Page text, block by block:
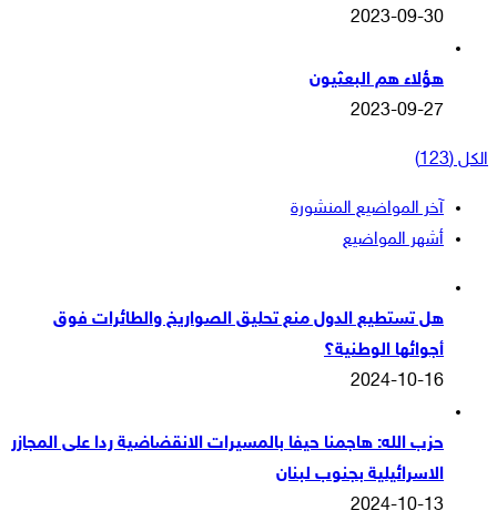
2023-09-30
هؤلاء هم البعثيون
2023-09-27
الكل (123)
آخر المواضيع المنشورة
أشهر المواضيع
هل تستطيع الدول منع تحليق الصواريخ والطائرات فوق
أجوائها الوطنية؟
2024-10-16
حزب الله: هاجمنا حيفا بالمسيرات الانقضاضية ردا على المجازر
الاسرائيلية بجنوب لبنان
2024-10-13